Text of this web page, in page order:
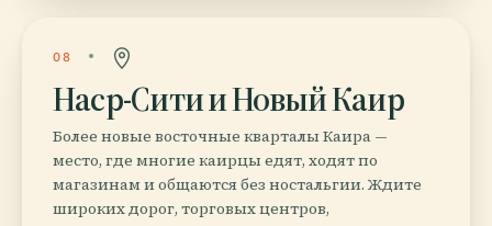
08
Наср-Сити и Новый Каир
Более новые восточные кварталы Каира —
место, где многие каирцы едят, ходят по
магазинам и общаются без ностальгии. Ждите
широких дорог, торговых центров,